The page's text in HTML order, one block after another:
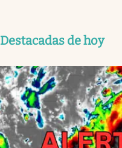
Destacadas de hoy